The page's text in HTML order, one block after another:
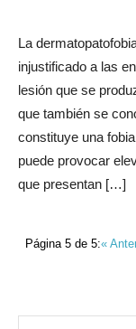
La
injustificado a las
lesión que se
que también se
constituye una
puede provocar
que presentan […]
Página 5 de 5:«